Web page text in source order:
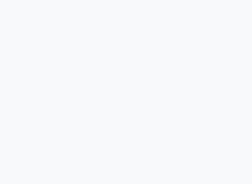
rebanho em MS a